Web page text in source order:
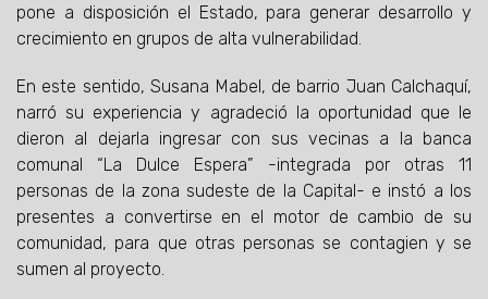
pone a disposición el Estado, para generar desarrollo y
crecimiento en grupos de alta vulnerabilidad.
En este sentido, Susana Mabel, de barrio Juan Calchaquí,
narró su experiencia y agradeció la oportunidad que le
dieron al dejarla ingresar con sus vecinas a la banca
comunal “La Dulce Espera” -integrada por otras 11
personas de la zona sudeste de la Capital- e instó a los
presentes a convertirse en el motor de cambio de su
comunidad, para que otras personas se contagien y se
sumen al proyecto.